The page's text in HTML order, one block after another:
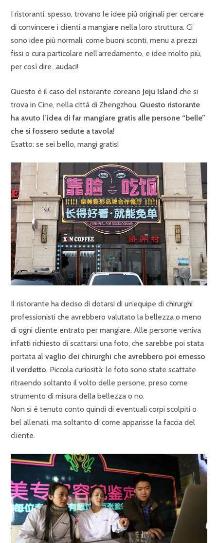
I ristoranti, spesso, trovano le idee più originali per cercare
di convincere i clienti a mangiare nella loro struttura. Ci
sono idee più normali, come buoni sconti, menu a prezzi
fissi o cura particolare nell’arredamento, e idee molto più,
per così dire…audaci!
Questo è il caso del ristorante coreano Jeju Island che si
trova in Cine, nella città di Zhengzhou. Questo ristorante
ha avuto l’idea di far mangiare gratis alle persone “belle”
che si fossero sedute a tavola!
Esatto: se sei bello, mangi gratis!
Il ristorante ha deciso di dotarsi di un’equipe di chirurghi
professionisti che avrebbero valutato la bellezza o meno
di ogni cliente entrato per mangiare. Alle persone veniva
infatti richiesto di scattarsi una foto, che sarebbe poi stata
portata al vaglio dei chirurghi che avrebbero poi emesso
il verdetto. Piccola curiosità: le foto sono state scattate
ritraendo soltanto il volto delle persone, preso come
strumento di misura della bellezza o no.
Non si è tenuto conto quindi di eventuali corpi scolpiti o
bel allenati, ma soltanto di come apparisse la faccia del
cliente.